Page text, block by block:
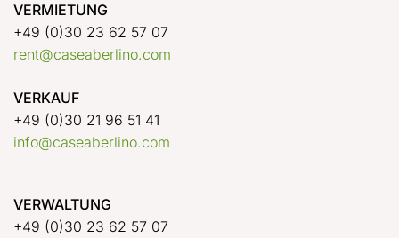
VERMIETUNG
+49 (0)30 23 62 57 07
rent@caseaberlino.com
VERKAUF
+49 (0)30 21 96 51 41
info@caseaberlino.com
VERWALTUNG
+49 (0)30 23 62 57 07